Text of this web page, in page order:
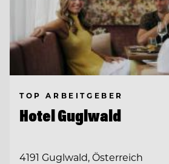
TOP ARBEITGEBER
Hotel Guglwald
4191 Guglwald, Österreich